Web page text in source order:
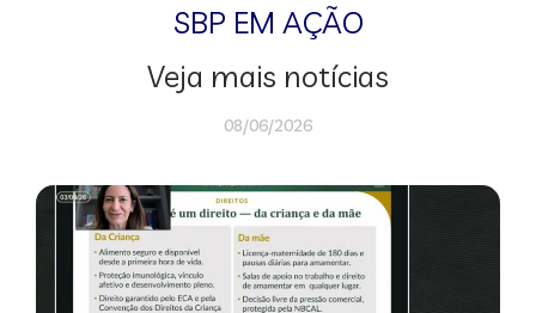
SBP EM AÇÃO
Veja mais notícias
08/06/2026